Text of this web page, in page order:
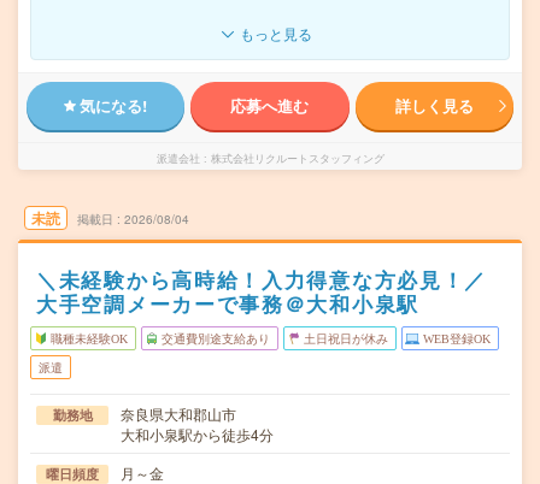
もっと見る
気になる! 応募へ進む 詳しく見る
派遣会社 株式会社リクルートスタッフィング
未読 掲載日 2026/08/04
＼未経験から高時給！入力得意な方必見！／
大手空調メーカーで事務＠大和小泉駅
職種未経験OK 交通費別途支給あり 土日祝日が休み WEB登録OK
派遣
勤務地
奈良県大和郡山市
大和小泉駅から徒歩4分
曜日頻度 月～金